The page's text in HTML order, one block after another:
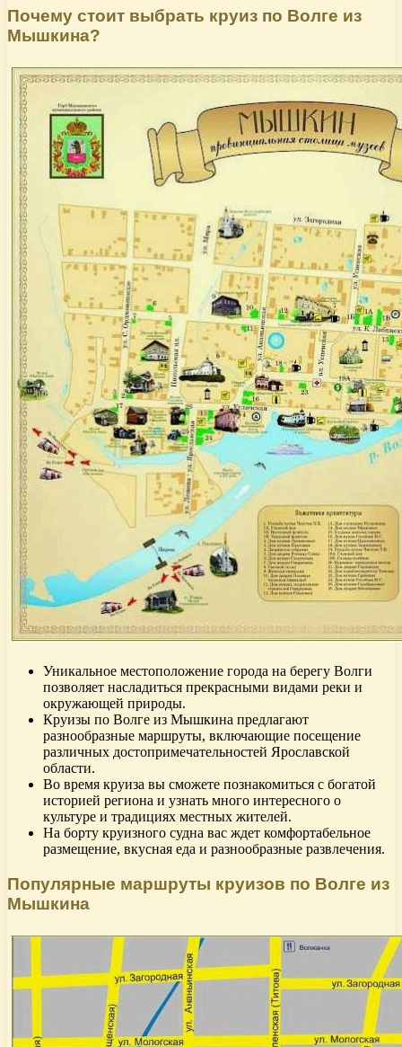
Почему стоит выбрать круиз по Волге из
Мышкина?
Уникальное местоположение города на берегу Волги
позволяет насладиться прекрасными видами реки и
окружающей природы.
Круизы по Волге из Мышкина предлагают
разнообразные маршруты, включающие посещение
различных достопримечательностей Ярославской
области.
Во время круиза вы сможете познакомиться с богатой
историей региона и узнать много интересного о
культуре и традициях местных жителей.
На борту круизного судна вас ждет комфортабельное
размещение, вкусная еда и разнообразные развлечения.
Популярные маршруты круизов по Волге из
Мышкина